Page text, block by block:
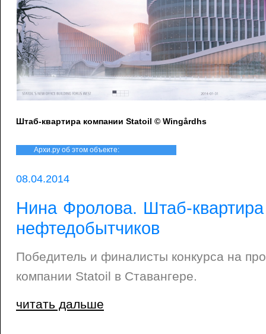
Штаб-квартира компании Statoil © Wingårdhs
Архи.ру об этом объекте:
08.04.2014
Нина Фролова. Штаб-квартира
нефтедобытчиков
Победитель и финалисты конкурса на
компании Statoil в Ставангере.
читать дальше